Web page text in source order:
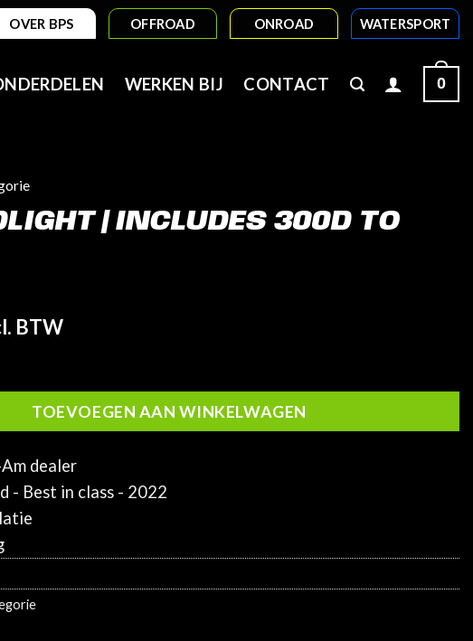
OVER BPS OFFROAD ONROAD WATERSPORT
WERKEN BIJ CONTACT 0
| INCLUDES 300D TO
BTW
300d to 300d3 aantal
TOEVOEGEN AAN WINKELWAGEN
dealer
- Best in class - 2022